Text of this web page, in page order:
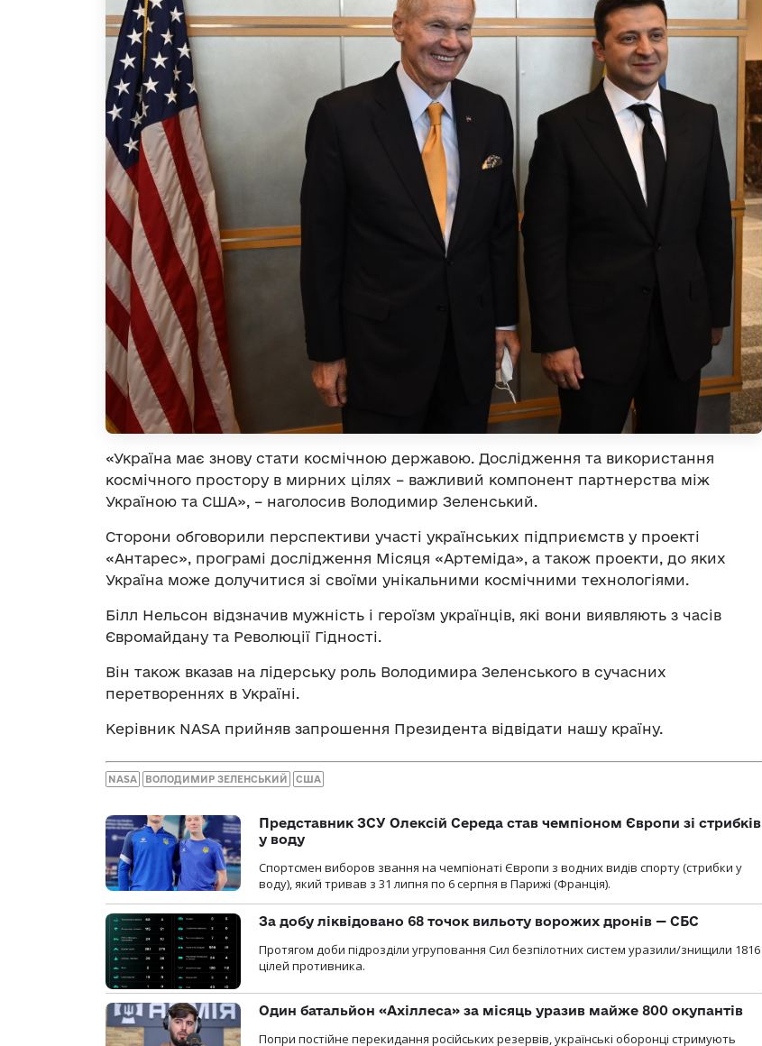
«Україна має знову стати космічною державою. Дослідження та використання
космічного простору в мирних цілях – важливий компонент партнерства між
Україною та США», – наголосив Володимир Зеленський.
Сторони обговорили перспективи участі українських підприємств у проекті
«Антарес», програмі дослідження Місяця «Артеміда», а також проекти, до яких
Україна може долучитися зі своїми унікальними космічними технологіями.
Білл Нельсон відзначив мужність і героїзм українців, які вони виявляють з часів
Євромайдану та Революції Гідності.
Він також вказав на лідерську роль Володимира Зеленського в сучасних
перетвореннях в Україні.
Керівник NASA прийняв запрошення Президента відвідати нашу країну.
NASA ВОЛОДИМИР ЗЕЛЕНСЬКИЙ США
Представник ЗСУ Олексій Середа став чемпіоном Європи зі стрибків
у воду
Спортсмен виборов звання на чемпіонаті Європи з водних видів спорту (стрибки у
воду), який тривав з 31 липня по 6 серпня в Парижі (Франція).
За добу ліквідовано 68 точок вильоту ворожих дронів — СБС
Протягом доби підрозділи угруповання Сил безпілотних систем уразили/знищили 1816
цілей противника.
Один батальйон «Ахіллеса» за місяць уразив майже 800 окупантів
Попри постійне перекидання російських резервів, українські оборонці стримують